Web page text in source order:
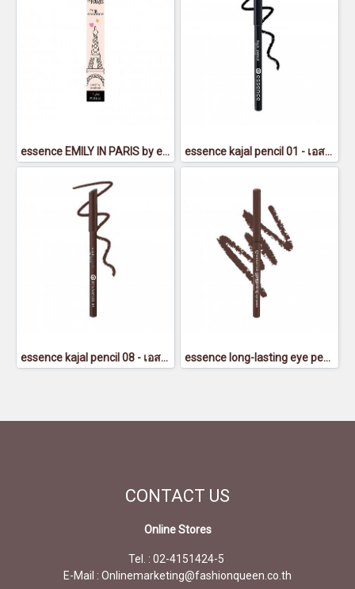
essence EMILY IN PARIS by essence creamy eyeliner 01 - ลิปบาล์มกลิ่นผลไม้ เนื้อลิปดีไซน์เป็นรูปหัวใจอยู่กลางแท่ง สีชมพูสดใส มีส่วนผสมของอัลมอนด์ออยล์ ให้การดูแลริมฝีปากอย่างเข้มข้นและเนื้อสัมผัสที่อ่อนนุ่มพร้อมการปกปิดแบบบางเบา เมื่อทาลงไปบนริมฝีปากแล้วจะ essence kajal pencil 01 - เอสเซนส์คาจาลเพ็นซิล 01
essence kajal pencil 08 - เอสเซนส์คาจาลเพ็นซิล 08 essence long-lasting eye pencil 02 - เอสเซนส์ลองลาสติ้งอายเพ็นซิล 02
CONTACT US
Online Stores
Tel. : 02-4151424-5
E-Mail : Onlinemarketing@fashionqueen.co.th